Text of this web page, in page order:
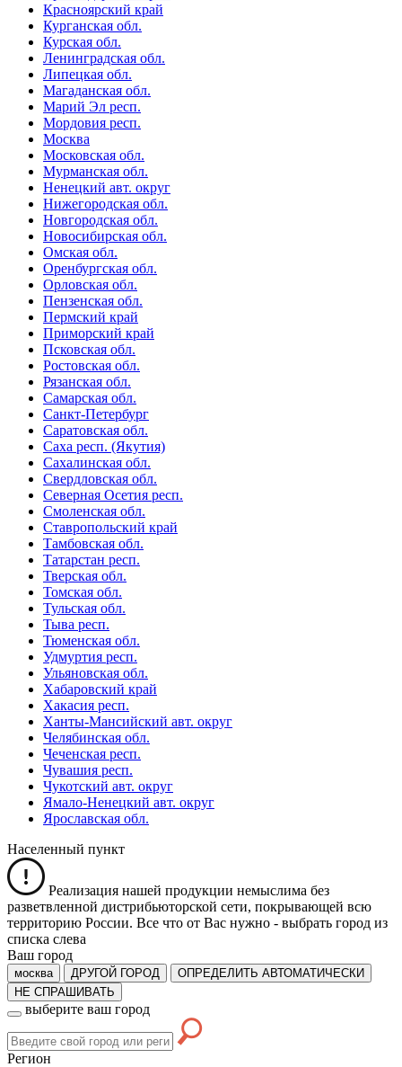
Красноярский край
Курганская обл.
Курская обл.
Ленинградская обл.
Липецкая обл.
Магаданская обл.
Марий Эл респ.
Мордовия респ.
Москва
Московская обл.
Мурманская обл.
Ненецкий авт. округ
Нижегородская обл.
Новгородская обл.
Новосибирская обл.
Омская обл.
Оренбургская обл.
Орловская обл.
Пензенская обл.
Пермский край
Приморский край
Псковская обл.
Ростовская обл.
Рязанская обл.
Самарская обл.
Санкт-Петербург
Саратовская обл.
Саха респ. (Якутия)
Сахалинская обл.
Свердловская обл.
Северная Осетия респ.
Смоленская обл.
Ставропольский край
Тамбовская обл.
Татарстан респ.
Тверская обл.
Томская обл.
Тульская обл.
Тыва респ.
Тюменская обл.
Удмуртия респ.
Ульяновская обл.
Хабаровский край
Хакасия респ.
Ханты-Мансийский авт. округ
Челябинская обл.
Чеченская респ.
Чувашия респ.
Чукотский авт. округ
Ямало-Ненецкий авт. округ
Ярославская обл.
Населенный пункт
Реализация нашей продукции немыслима без
разветвленной дистрибьюторской сети, покрывающей всю
территорию России. Все что от Вас нужно - выбрать город из
списка слева
Ваш город
москва ДРУГОЙ ГОРОД
ОПРЕДЕЛИТЬ АВТОМАТИЧЕСКИ
НЕ СПРАШИВАТЬ
выберите ваш город
Регион